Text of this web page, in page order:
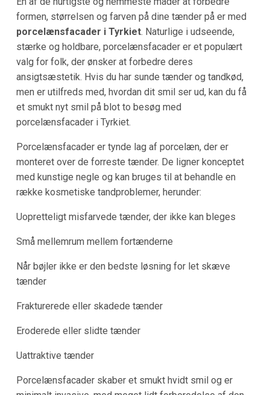
formen, størrelsen og farven på dine tænder på er med
porcelænsfacader i Tyrkiet. Naturlige i udseende,
stærke og holdbare, porcelænsfacader er et populært
valg for folk, der ønsker at forbedre deres
ansigtsæstetik. Hvis du har sunde tænder og tandkød,
men er utilfreds med, hvordan dit smil ser ud, kan du få
et smukt nyt smil på blot to besøg med
porcelænsfacader i Tyrkiet.
Porcelænsfacader er tynde lag af porcelæn, der er
monteret over de forreste tænder. De ligner konceptet
med kunstige negle og kan bruges til at behandle en
række kosmetiske tandproblemer, herunder:
Uopretteligt misfarvede tænder, der ikke kan bleges
Små mellemrum mellem fortænderne
Når bøjler ikke er den bedste løsning for let skæve
tænder
Frakturerede eller skadede tænder
Eroderede eller slidte tænder
Uattraktive tænder
Porcelænsfacader skaber et smukt hvidt smil og er